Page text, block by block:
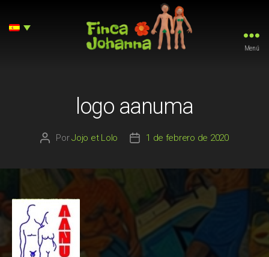
Menú
logo aanuma
Autor
PorJojo et Lolo
Fecha1 de febrero de 2020